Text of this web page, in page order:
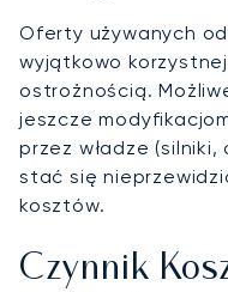
Oferty używanych
wyjątkowo
ostrożnością.
jeszcze
przez władze
stać się
kosztów.
Czynnik